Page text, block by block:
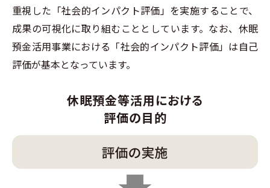
重視した「社会的インパクト評価」を実施することで、
成果の可視化に取り組むこととしています。なお、休眠
預金活用事業における「社会的インパクト評価」は自己
評価が基本となっています。
休眠預金等活用における
評価の目的